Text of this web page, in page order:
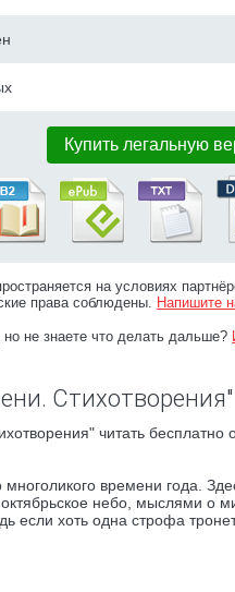
Купить легальную
на условиях
права соблюдены. Напишите
не знаете что делать дальше?
Стихотворения"
читать бесплатно
многоликого времени года.
небо, мыслями о
если хоть одна строфа